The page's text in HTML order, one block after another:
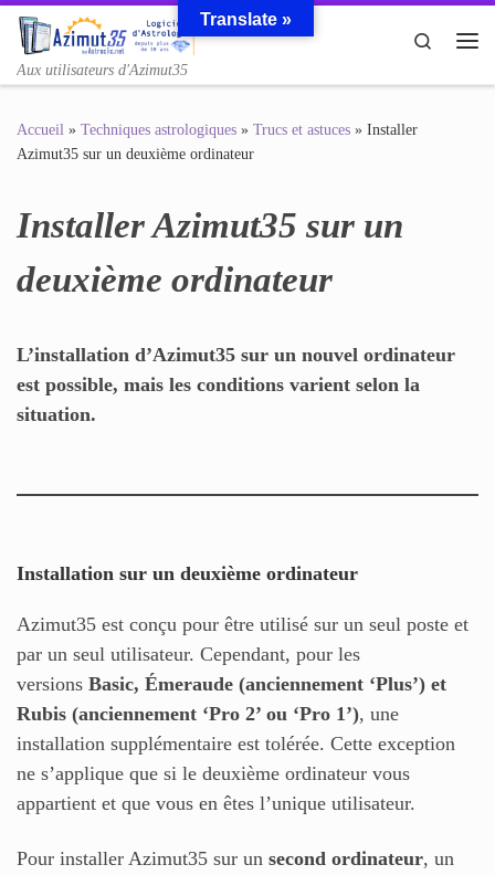
Passer au contenu
Aux utilisateurs d'Azimut35
Search
Accueil » Techniques astrologiques » Trucs et astuces » Installer
Azimut35 sur un deuxième ordinateur
Installer Azimut35 sur un
deuxième ordinateur
L’installation d’Azimut35 sur un nouvel ordinateur
est possible, mais les conditions varient selon la
situation.
Installation sur un deuxième ordinateur
Azimut35 est conçu pour être utilisé sur un seul poste et
par un seul utilisateur. Cependant, pour les
versions Basic, Émeraude (anciennement ‘Plus’) et
Rubis (anciennement ‘Pro 2’ ou ‘Pro 1’), une
installation supplémentaire est tolérée. Cette exception
ne s’applique que si le deuxième ordinateur vous
appartient et que vous en êtes l’unique utilisateur.
Pour installer Azimut35 sur un second ordinateur, un
Translate »